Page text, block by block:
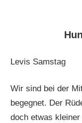
Levis Samstag
Wir sind bei der
begegnet. Der
doch etwas